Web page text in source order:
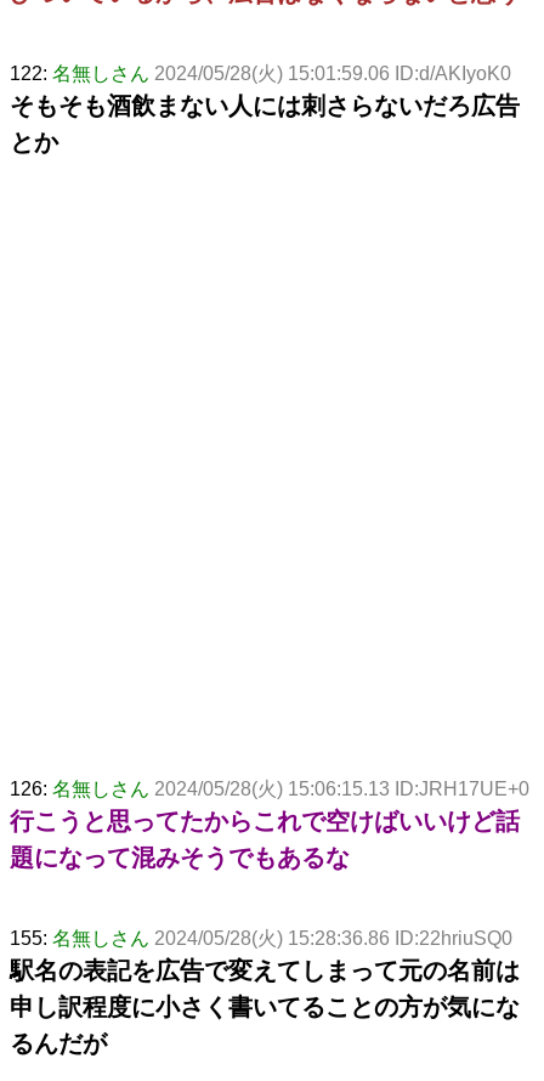
122: 名無しさん 2024/05/28(火) 15:01:59.06 ID:d/AKIyoK0
そもそも酒飲まない人には刺さらないだろ広告
とか
126: 名無しさん 2024/05/28(火) 15:06:15.13 ID:JRH17UE+0
行こうと思ってたからこれで空けばいいけど話
題になって混みそうでもあるな
155: 名無しさん 2024/05/28(火) 15:28:36.86 ID:22hriuSQ0
駅名の表記を広告で変えてしまって元の名前は
申し訳程度に小さく書いてることの方が気にな
るんだが